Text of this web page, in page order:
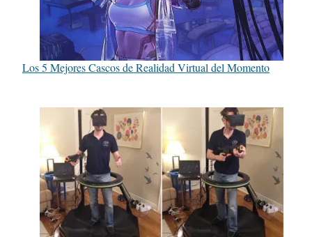
Los 5 Mejores Cascos de Realidad Virtual del Momento